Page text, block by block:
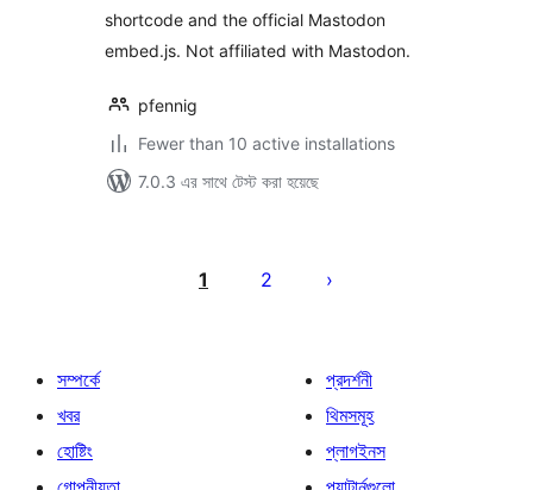
shortcode and the official Mastodon
embed.js. Not affiliated with Mastodon.
pfennig
Fewer than 10 active installations
7.0.3 এর সাথে টেস্ট করা হয়েছে
1 2
সম্পর্কে
খবর
হোষ্টিং
প্রদর্শনী
থিমসমূহ
প্লাগইনস